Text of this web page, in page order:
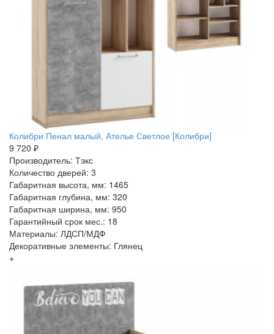
Колибри Пенал малый, Ателье Светлое [Колибри]
9 720 ₽
Производитель: Тэкс
Количество дверей: 3
Габаритная высота, мм: 1465
Габаритная глубина, мм: 320
Габаритная ширина, мм: 950
Гарантийный срок мес.: 18
Материалы: ЛДСП/МДФ
Декоративные элементы: Глянец
+